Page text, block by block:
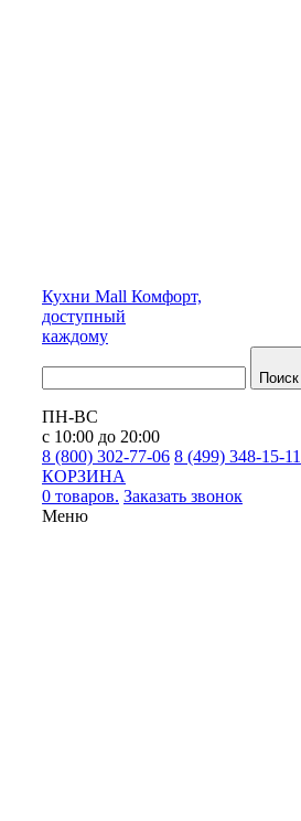
Кухни Mall Комфорт,
доступный
каждому
Поиск
ПН-ВС
с 10:00 до 20:00
8 (800) 302-77-06 8 (499) 348-15-11
КОРЗИНА
0 товаров. Заказать звонок
Меню